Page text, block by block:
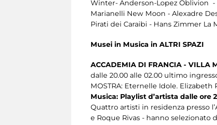
Winter- Anderson-Lopez Oblivion -
Marianelli New Moon - Alexadre
Pirati dei Caraibi - Hans Zimmer
Musei in Musica in ALTRI SPAZI
ACCADEMIA DI FRANCIA - VILLA
dalle 20.00 alle 02.00 ultimo
MOSTRA: Eternelle Idole.
Musica: Playlist d’artista dalle
Quattro artisti in residenza presso
e Roque Rivas - hanno